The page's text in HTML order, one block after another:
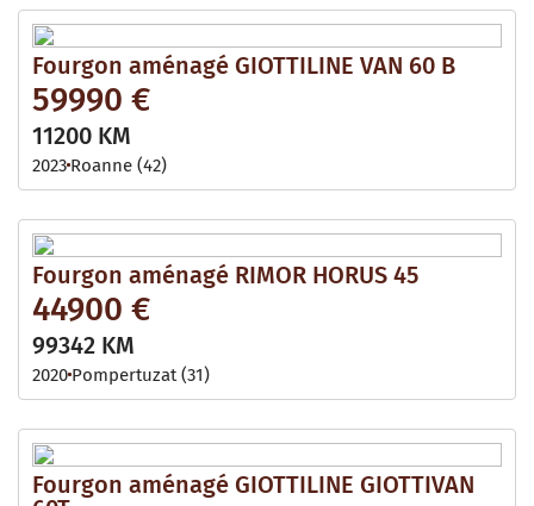
Fourgon aménagé GIOTTILINE VAN 60 B
59990 €
11200 KM
2023 Roanne (42)
Fourgon aménagé RIMOR HORUS 45
44900 €
99342 KM
2020 Pompertuzat (31)
Fourgon aménagé GIOTTILINE GIOTTIVAN